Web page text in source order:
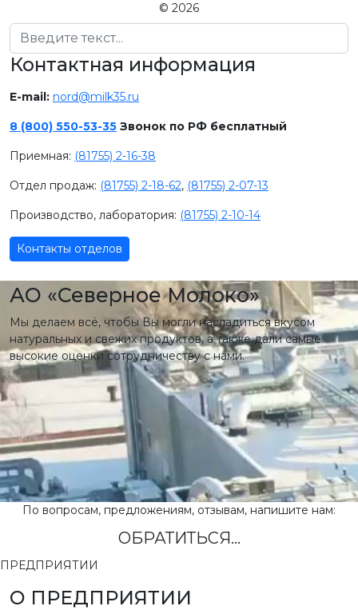
© 2026
Поиск
Контактная информация
E-mail: nord@milk35.ru
8 (800) 550-53-35 Звонок по РФ бесплатный
Приемная: (81755) 2-16-38
Отдел продаж: (81755) 2-18-62, (81755) 2-07-13
Производство, лаборатория: (81755) 2-10-14
Контакты отделов
АО «Северное Молоко»
Мы делаем всё, чтобы Вы могли насладиться вкусом
натуральных и свежих продуктов, а также дали самые
высокие оценки сотрудничеству с нами.
По вопросам, предложениям, отзывам, напишите нам:
ОБРАТИТЬСЯ...
ПРЕДПРИЯТИИ
О ПРЕДПРИЯТИИ